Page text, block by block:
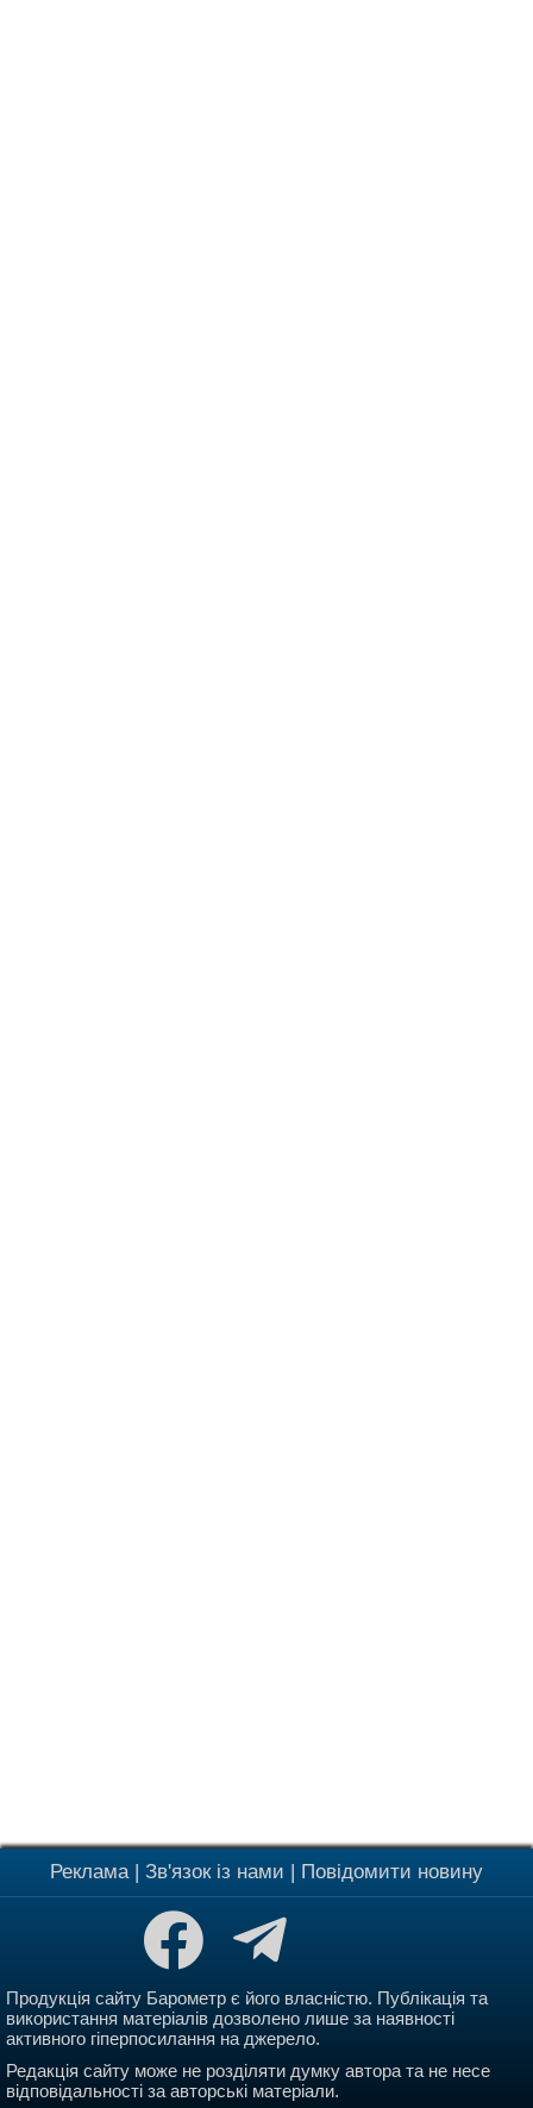
Реклама| Зв'язок із нами | Повідомити новину
Продукція сайту Барометр є його власністю. Публікація та
використання матеріалів дозволено лише за наявності
активного гіперпосилання на джерело.
Редакція сайту може не розділяти думку автора та не несе
відповідальності за авторські матеріали.